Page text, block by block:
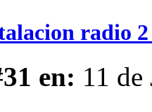
radio
en: 11